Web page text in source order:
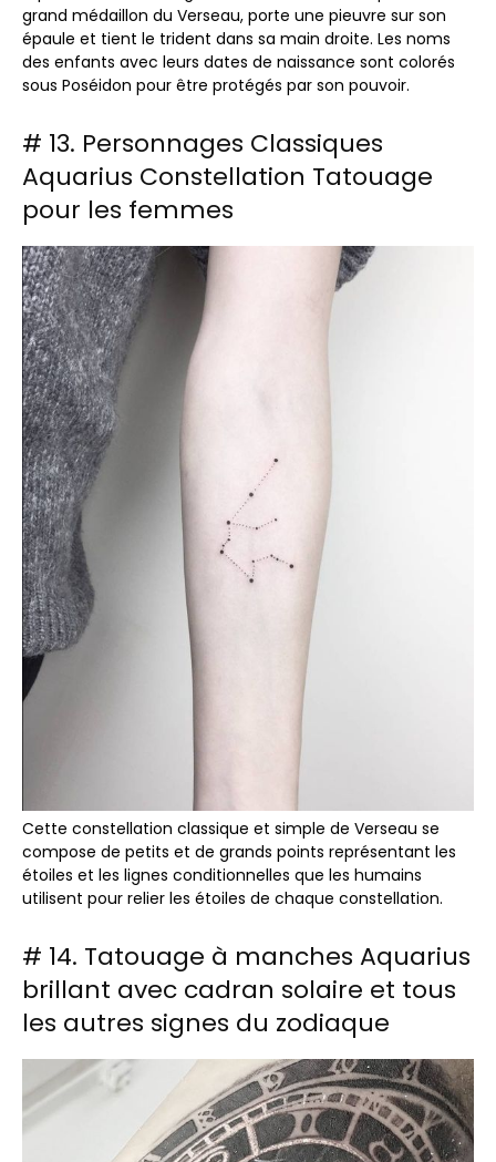
grand médaillon du Verseau, porte une pieuvre sur son
épaule et tient le trident dans sa main droite. Les noms
des enfants avec leurs dates de naissance sont colorés
sous Poséidon pour être protégés par son pouvoir.
# 13. Personnages Classiques
Aquarius Constellation Tatouage
pour les femmes
Cette constellation classique et simple de Verseau se
compose de petits et de grands points représentant les
étoiles et les lignes conditionnelles que les humains
utilisent pour relier les étoiles de chaque constellation.
# 14. Tatouage à manches Aquarius
brillant avec cadran solaire et tous
les autres signes du zodiaque